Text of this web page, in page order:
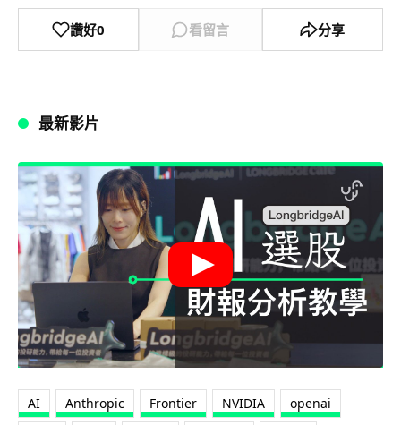
讚好0 看留言 分享
最新影片
AI Anthropic Frontier NVIDIA
openai